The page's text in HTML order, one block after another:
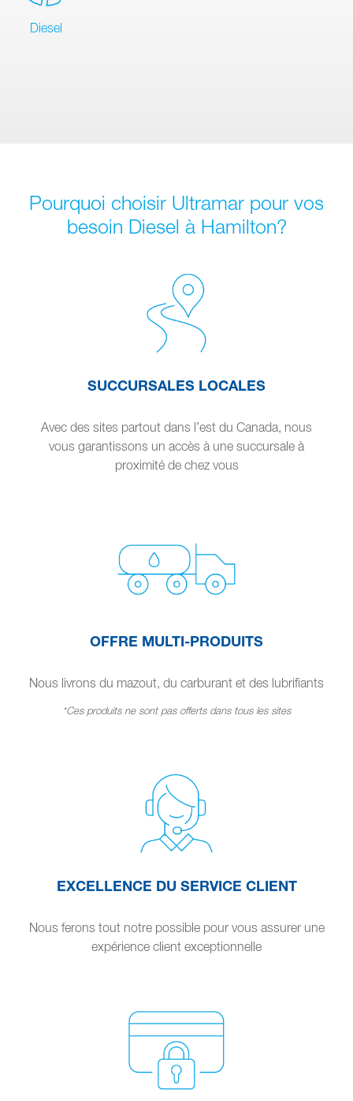
Diesel
Pourquoi choisir Ultramar pour vos
besoin Diesel à Hamilton?
SUCCURSALES LOCALES
Avec des sites partout dans l’est du Canada, nous
vous garantissons un accès à une succursale à
proximité de chez vous
OFFRE MULTI-PRODUITS
Nous livrons du mazout, du carburant et des lubrifiants
*Ces produits ne sont pas offerts dans tous les sites
EXCELLENCE DU SERVICE CLIENT
Nous ferons tout notre possible pour vous assurer une
expérience client exceptionnelle